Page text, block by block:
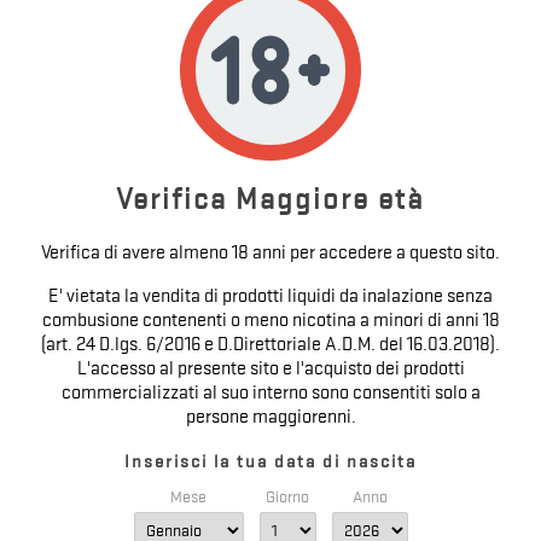
BUBBLE GUM - FLAVOURBAR - SUPREM-E
- AROMA 20ML SHOT
Prezzo
15,49 €

Verifica Maggiore età
Verifica di avere almeno 18 anni per accedere a questo sito.
E' vietata la vendita di prodotti liquidi da inalazione senza
combusione contenenti o meno nicotina a minori di anni 18
(art. 24 D.lgs. 6/2016 e D.Direttoriale A.D.M. del 16.03.2018).
L'accesso al presente sito e l'acquisto dei prodotti
commercializzati al suo interno sono consentiti solo a
persone maggiorenni.
Inserisci la tua data di nascita
Mese Giorno Anno